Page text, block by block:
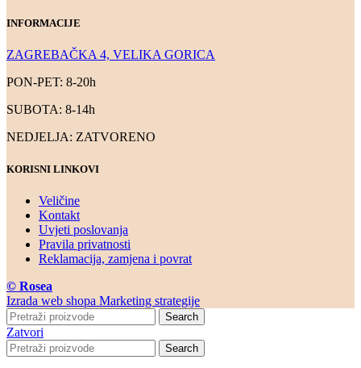
INFORMACIJE
ZAGREBAČKA 4, VELIKA GORICA
PON-PET: 8-20h
SUBOTA: 8-14h
NEDJELJA: ZATVORENO
KORISNI LINKOVI
Veličine
Kontakt
Uvjeti poslovanja
Pravila privatnosti
Reklamacija, zamjena i povrat
© Rosea
Izrada web shopa Marketing strategije
Search
Zatvori
Search